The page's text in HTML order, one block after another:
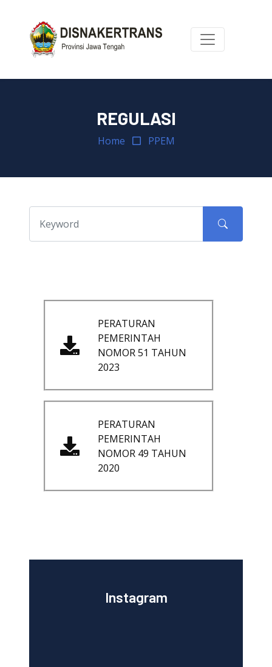
REGULASI
Home PPEM
PERATURAN
PEMERINTAH
NOMOR 51 TAHUN
2023
PERATURAN
PEMERINTAH
NOMOR 49 TAHUN
2020
Instagram